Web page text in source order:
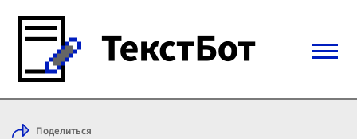
Войти с Telegram
Поделиться